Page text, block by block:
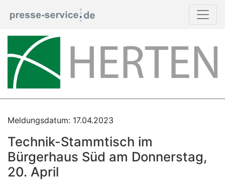
Meldungsdatum: 17.04.2023
Technik-Stammtisch im
Bürgerhaus Süd am Donnerstag,
20. April